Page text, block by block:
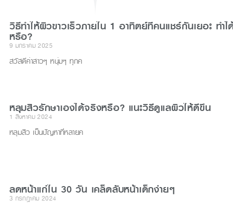
วิธีทําให้ผิวขาวเร็วภายใน 1 อาทิตย์ที่คนแชร์กันเยอะ ทำ
หรือ?
9 มกราคม 2025
สวัสดีค่าสาวๆ หนุ่มๆ ทุกค
หลุมสิวรักษาเองได้จริงหรือ? แนะวิธีดูแลผิวให้ดีขึ้น
1 สิงหาคม 2024
หลุมสิว เป็นปัญหาที่หลายค
ลดหน้าแก่ใน 30 วัน เคล็ดลับหน้าเด็กง่ายๆ
3 กรกฎาคม 2024